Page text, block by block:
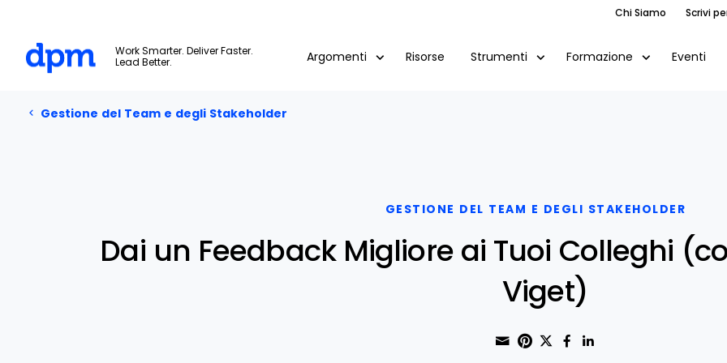
Chi Siamo Scrivi
Work Smarter. Deliver Faster.
Lead Better.
Argomenti Risorse Strumenti Formazione Eventi
Gestione del Team e degli Stakeholder
Gestione del Team e degli Stakeholder
GESTIONE DEL TEAM E DEGLI STAKEHOLDER
Dai un Feedback Migliore ai Tuoi Colleghi
Viget)
Share through Email
Print this page
Share on Pinterest
Share on Twitter
Share on Facebook